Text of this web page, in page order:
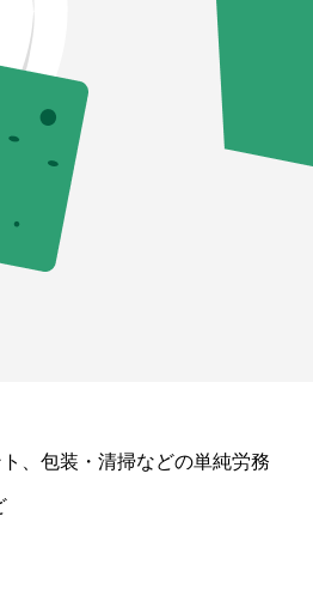
、包装・清掃などの単純労務